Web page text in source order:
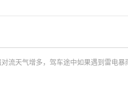
天气增多，驾车途中如果遇到雷电暴